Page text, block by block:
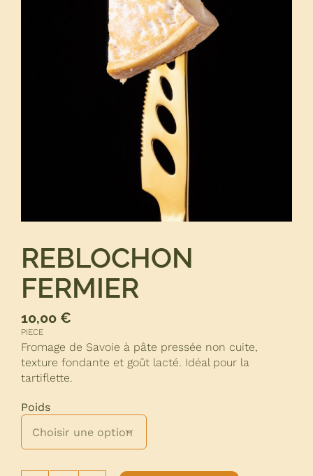
REBLOCHON
FERMIER
10,00 €
PIECE
Fromage de Savoie à pâte pressée non cuite,
texture fondante et goût lacté. Idéal pour la
tartiflette.
Poids
